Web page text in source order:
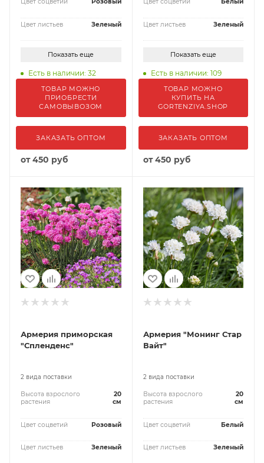
Цвет соцветий Розовый
Цвет листьев Зеленый
Показать еще
Есть в наличии: 32
ТОВАР МОЖНО
ПРИОБРЕСТИ
САМОВЫВОЗОМ
ЗАКАЗАТЬ ОПТОМ
от450 руб
Цвет соцветий Белый
Цвет листьев Зеленый
Показать еще
Есть в наличии: 109
ТОВАР МОЖНО
КУПИТЬ НА
GORTENZIYA.SHOP
ЗАКАЗАТЬ ОПТОМ
от450 руб
Армерия приморская
"Спленденс"
2 вида поставки
Высота взрослого
растения
20
см
Цвет соцветий Розовый
Цвет листьев Зеленый
Армерия "Монинг Стар
Вайт"
2 вида поставки
Высота взрослого
растения
20
см
Цвет соцветий Белый
Цвет листьев Зеленый